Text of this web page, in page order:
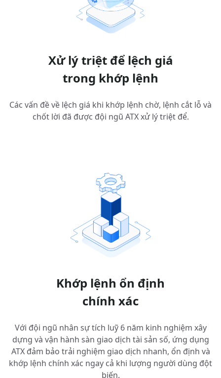
Xử lý triệt để lệch giá
trong khớp lệnh
Các vấn đề về lệch giá khi khớp lệnh chờ, lệnh cắt lỗ và
chốt lời đã được đội ngũ ATX xử lý triệt để.
Khớp lệnh ổn định
chính xác
Với đội ngũ nhân sự tích luỹ 6 năm kinh nghiệm xây
dựng và vận hành sàn giao dịch tài sản số, ứng dụng
ATX đảm bảo trải nghiệm giao dịch nhanh, ổn định và
khớp lệnh chính xác ngay cả khi lượng người dùng đột
biến.